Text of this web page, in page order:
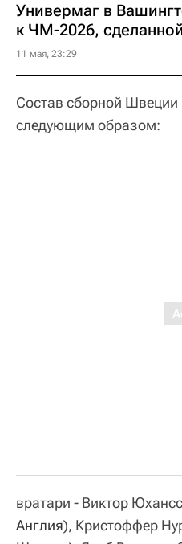
Универмаг в
к ЧМ-2026,
11 мая, 23:29
Состав сборной Швеции
следующим образом:
вратари - Виктор
Англия), Кристоффер